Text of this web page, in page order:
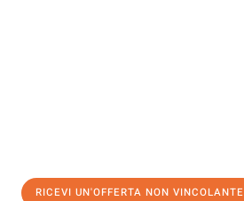
RICEVI UN'OFFERTA NON VINCOLANTE